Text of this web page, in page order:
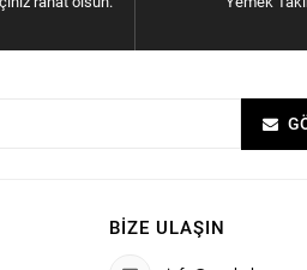
BIZE ULAŞIN